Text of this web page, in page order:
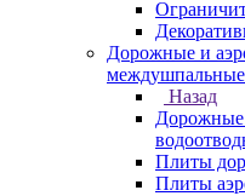
Дорожные и
междушпальные
Назад
Дорожные
Плиты
Плиты